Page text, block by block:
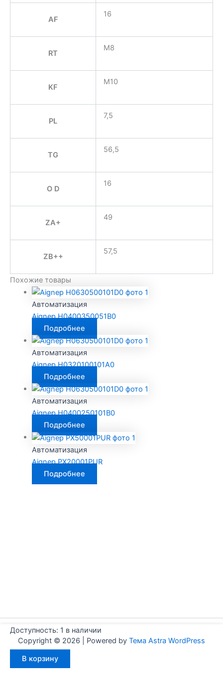
AF
16
RT
M8
KF
M10
PL
7,5
TG
56,5
O D
16
ZA+
49
ZB++
57,5
Похожие товары
Автоматизация
Aignep H0400350051B0
Подробнее
Автоматизация
Aignep H0320100101A0
Подробнее
Автоматизация
Aignep H0400250101B0
Подробнее
Автоматизация
Aignep PX20001PUR
Подробнее
Copyright © 2026 | Powered by Тема Astra WordPress
Доступность: 1 в наличии
товара
В корзину